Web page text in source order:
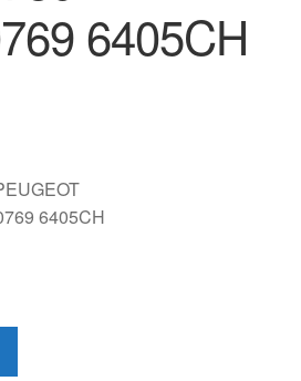
6405CH
6405CH